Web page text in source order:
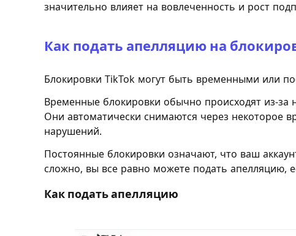
значительно влияет на вовлеченность и рост
Как подать апелляцию на
Блокировки TikTok могут быть временными или
Временные блокировки обычно происходят из-
Они автоматически снимаются через некоторое
нарушений.
Постоянные блокировки означают, что ваш
сложно, вы все равно можете подать апелляцию,
Как подать апелляцию